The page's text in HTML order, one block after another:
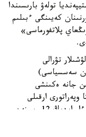
تولەۋ بارىسىندا
كەيىنگى ءبىلىم
پلاتفورماسى»
تۋرالى
سەسسياسى)
جانە ەكىنشى
ارقىلى
اشىلعان اعىمداعى شوتىنىڭ دەرەكتەرىن ءار ايدىڭ 12-سىنەن